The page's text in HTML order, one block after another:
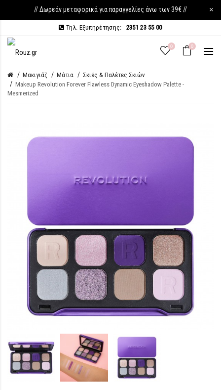
// Δωρεάν μεταφορικά για παραγγελίες άνω των 39€ // ×
Τηλ. Εξυπηρέτησης: 2351 23 55 00
0 0
Μακιγιάζ Μάτια
Σκιές & Παλέτες Σκιών
Makeup Revolution Forever Flawless Dynamic Eyeshadow Palette -
Mesmerized